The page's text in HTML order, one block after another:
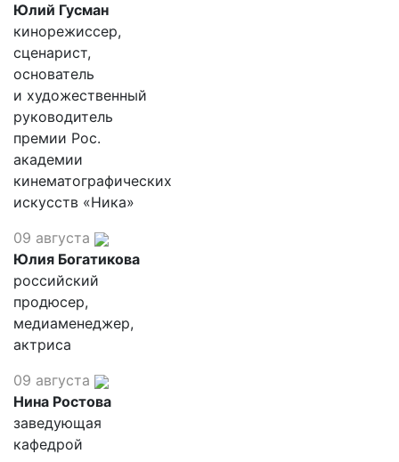
Юлий Гусман
кинорежиссер,
сценарист,
основатель
и художественный
руководитель
премии Рос.
академии
кинематографических
искусств «Ника»
09 августа
Юлия Богатикова
российский
продюсер,
медиаменеджер,
актриса
09 августа
Нина Ростова
заведующая
кафедрой